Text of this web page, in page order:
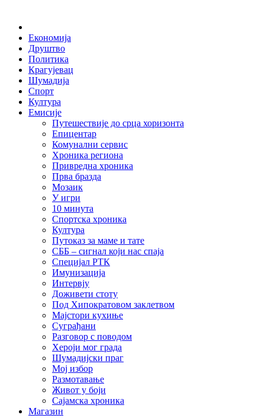
Економија
Друштво
Политика
Крагујевац
Шумадија
Спорт
Култура
Емисије
Путешествије до срца хоризонта
Епицентар
Комунални сервис
Хроника региона
Привредна хроника
Прва бразда
Мозаик
У игри
10 минута
Спортска хроника
Култура
Путоказ за маме и тате
СББ – сигнал који нас спаја
Специјал РТК
Имунизација
Интервју
Доживети стоту
Под Хипократовом заклетвом
Мајстори кухиње
Суграђани
Разговор с поводом
Хероји мог града
Шумадијски праг
Мој избор
Размотавање
Живот у боји
Сајамска хроника
Магазин